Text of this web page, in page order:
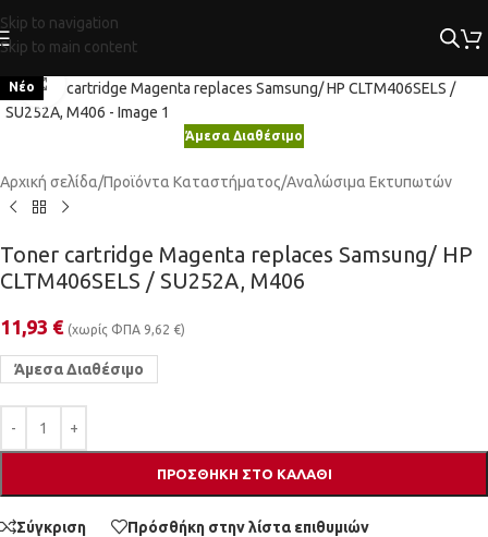
Skip to navigation
Skip to main content
Νέο Κλικ για μεγέθυνση
Άμεσα Διαθέσιμο
Αρχική σελίδα/Προϊόντα Καταστήματος/Αναλώσιμα Εκτυπωτών
Toner cartridge Magenta replaces Samsung/ HP
CLTM406SELS / SU252A, M406
11,93 € (χωρίς ΦΠΑ 9,62 €)
Άμεσα Διαθέσιμο
ΠΡΟΣΘΉΚΗ ΣΤΟ ΚΑΛΆΘΙ
Σύγκριση Πρόσθήκη στην λίστα επιθυμιών